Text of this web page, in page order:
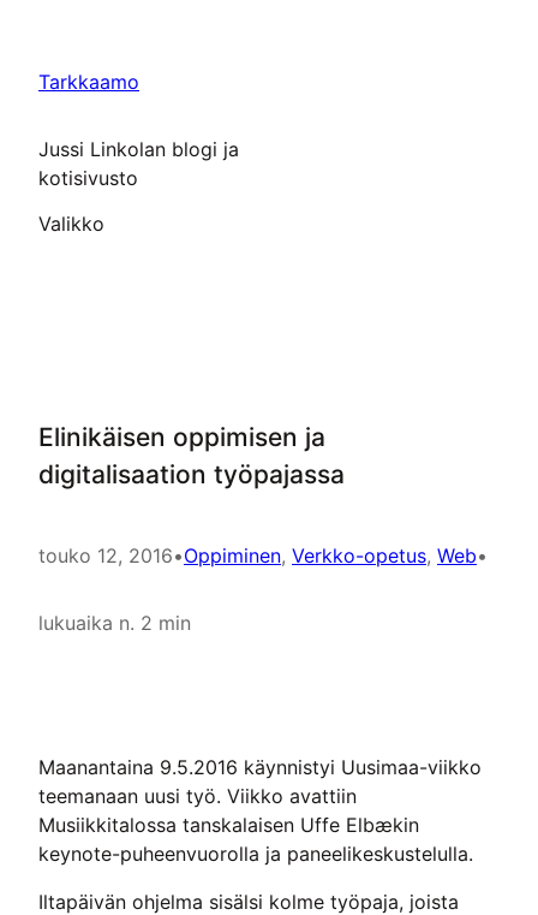
Tarkkaamo
Jussi Linkolan blogi ja
kotisivusto
Valikko
Elinikäisen oppimisen ja
digitalisaation työpajassa
touko 12, 2016•Oppiminen, Verkko-opetus, Web•
lukuaika n. 2 min
Maanantaina 9.5.2016 käynnistyi Uusimaa-viikko
teemanaan uusi työ. Viikko avattiin
Musiikkitalossa tanskalaisen Uffe Elbækin
keynote-puheenvuorolla ja paneelikeskustelulla.
Iltapäivän ohjelma sisälsi kolme työpaja, joista